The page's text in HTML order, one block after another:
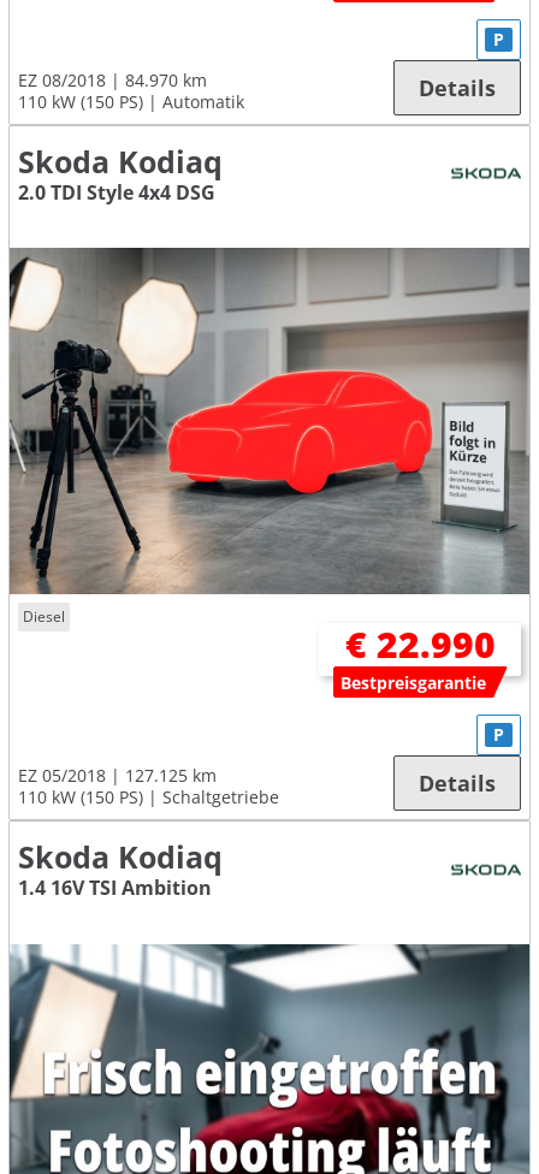
EZ 08/2018
84.970 km
110 kW (150 PS)
Automatik
P
Details
Skoda Kodiaq
2.0 TDI Style 4x4 DSG
Diesel
€ 22.990
Bestpreisgarantie
EZ 05/2018
127.125 km
110 kW (150 PS)
Schaltgetriebe
P
Details
Skoda Kodiaq
1.4 16V TSI Ambition